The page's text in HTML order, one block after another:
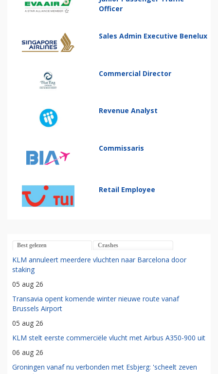
Officer
Sales Admin Executive Benelux
Commercial Director
Revenue Analyst
Commissaris
Retail Employee
Best gelezen Crashes
KLM annuleert meerdere vluchten naar Barcelona door
staking
05 aug 26
Transavia opent komende winter nieuwe route vanaf
Brussels Airport
05 aug 26
KLM stelt eerste commerciële vlucht met Airbus A350-900 uit
06 aug 26
Groningen vanaf nu verbonden met Esbjerg: 'scheelt zeven